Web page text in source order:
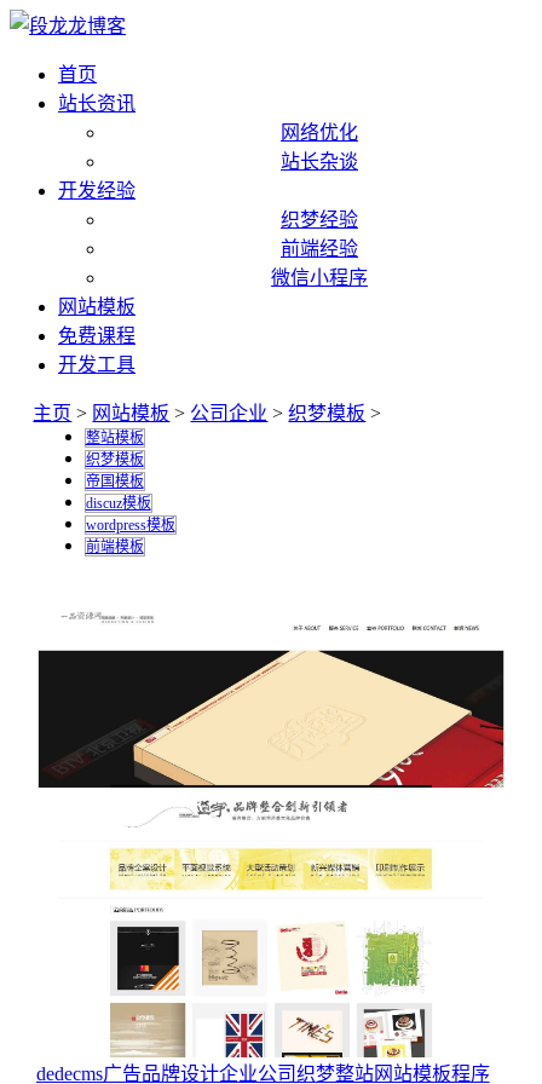
首页
站长资讯
网络优化
站长杂谈
开发经验
织梦经验
前端经验
微信小程序
网站模板
免费课程
开发工具
主页 > 网站模板 > 公司企业 >织梦模板 >
整站模板
织梦模板
帝国模板
discuz模板
wordpress模板
前端模板
dedecms广告品牌设计企业公司织梦整站网站模板程序